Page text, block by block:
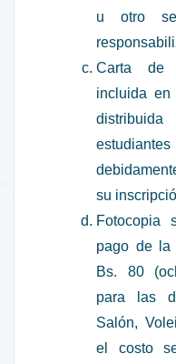
u otro
Carta de
incluida en
su
Fotocopia
pago de la
Bs. 80
para las
Salón,
el costo